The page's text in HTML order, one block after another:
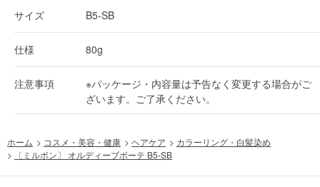
サイズ B5-SB
仕様 80g
注意事項
※パッケージ・内容量は予告なく変更する場合がご
ざいます。ご了承ください。
ホーム > コスメ・美容・健康 > ヘアケア > カラーリング・白髪染め
>
〔ミルボン〕 オルディーブボーテ B5-SB